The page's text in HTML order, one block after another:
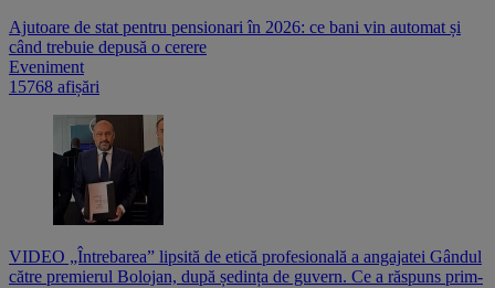
Ajutoare de stat pentru pensionari în 2026: ce bani vin automat și
când trebuie depusă o cerere
Eveniment
15768 afișări
VIDEO „Întrebarea” lipsită de etică profesională a angajatei Gândul
către premierul Bolojan, după ședința de guvern. Ce a răspuns prim-